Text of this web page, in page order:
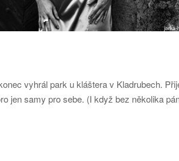
vyhrál park u kláštera v Kladrubech.
jen samy pro sebe. (I když bez několika